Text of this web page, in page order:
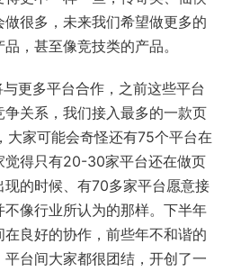
很多，未来我们希望做更多的
，甚至像竞技类的产品。
更多平台合作，之前这些平台
关系，我们接入最多的一款页
大家可能会奇怪还有75个平台在
觉得只有20-30家平台还在做页
的时候、有70多家平台愿意接
像行业所认为的那样。下半年
良好的协作，前些年不和谐的
台间大家都很团结，开创了一